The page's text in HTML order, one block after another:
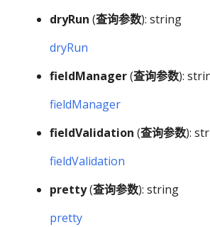
dryRun (查询参数): string
dryRun
fieldManager(查询参数):
fieldManager
fieldValidation (查询参数):
fieldValidation
pretty(查询参数): string
pretty